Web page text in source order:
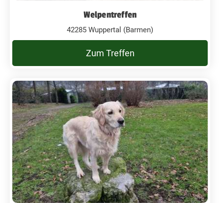
Welpentreffen
42285 Wuppertal (Barmen)
Zum Treffen